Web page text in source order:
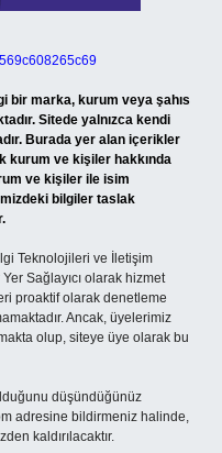
bir marka, kurum veya şahıs
Sitede yalnızca kendi
Burada yer alan içerikler
kurum ve kişiler hakkında
ve kişiler ile isim
bilgiler taslak
Teknolojileri ve İletişim
Sağlayıcı olarak hizmet
proaktif olarak denetleme
Ancak, üyelerimiz
olup, siteye üye olarak bu
düşündüğünüz
adresine bildirmeniz halinde,
kaldırılacaktır.